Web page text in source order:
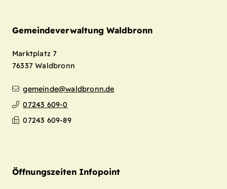
Gemeindeverwaltung Waldbronn
Marktplatz 7
76337 Waldbronn
gemeinde@waldbronn.de
07243 609-0
07243 609-89
Öffnungszeiten Infopoint